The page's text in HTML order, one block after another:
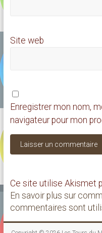
Site web
Enregistrer mon nom,
navigateur pour mon
Ce site utilise Akismet
En savoir plus sur
commentaires sont